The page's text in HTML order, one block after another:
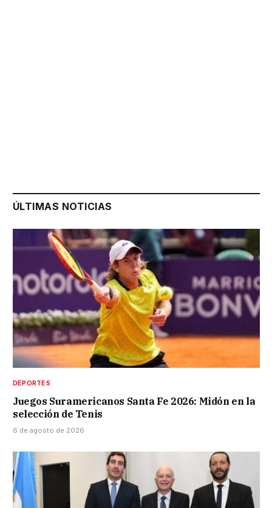
ÚLTIMAS NOTICIAS
DEPORTES
Juegos Suramericanos Santa Fe 2026: Midón en la
selección de Tenis
6 de agosto de 2026